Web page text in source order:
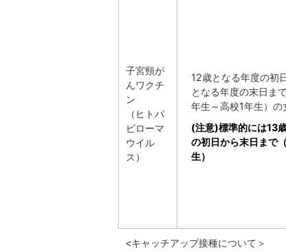
子宮頸が
んワクチ
ン
（ヒトパ
ピローマ
ウイル
ス）
12歳となる年度の初
となる年度の末日ま
年生～高校1年生）の
(注意)標準的には13
の初日から末日まで
生）
<キャッチアップ接種について＞